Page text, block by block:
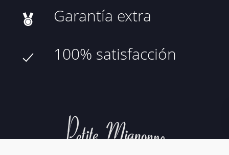
Garantía extra
100% satisfacción